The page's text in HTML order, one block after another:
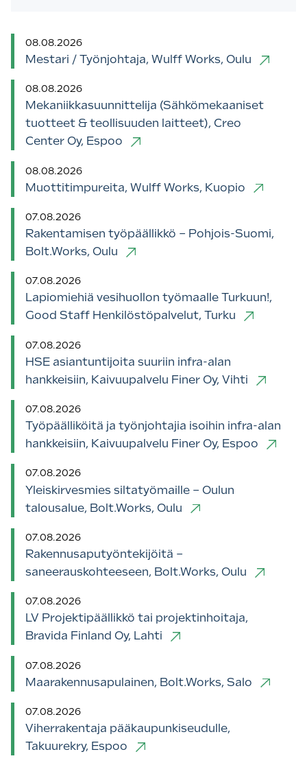
08.08.2026
Mestari / Työnjohtaja, Wulff Works, Oulu
08.08.2026
Mekaniikkasuunnittelija (Sähkömekaaniset
tuotteet & teollisuuden laitteet), Creo
Center Oy, Espoo
08.08.2026
Muottitimpureita, Wulff Works, Kuopio
07.08.2026
Rakentamisen työpäällikkö – Pohjois-Suomi,
Bolt.Works, Oulu
07.08.2026
Lapiomiehiä vesihuollon työmaalle Turkuun!,
Good Staff Henkilöstöpalvelut, Turku
07.08.2026
HSE asiantuntijoita suuriin infra-alan
hankkeisiin, Kaivuupalvelu Finer Oy, Vihti
07.08.2026
Työpäälliköitä ja työnjohtajia isoihin infra-alan
hankkeisiin, Kaivuupalvelu Finer Oy, Espoo
07.08.2026
Yleiskirvesmies siltatyömaille – Oulun
talousalue, Bolt.Works, Oulu
07.08.2026
Rakennusaputyöntekijöitä –
saneerauskohteeseen, Bolt.Works, Oulu
07.08.2026
LV Projektipäällikkö tai projektinhoitaja,
Bravida Finland Oy, Lahti
07.08.2026
Maarakennusapulainen, Bolt.Works, Salo
07.08.2026
Viherrakentaja pääkaupunkiseudulle,
Takuurekry, Espoo